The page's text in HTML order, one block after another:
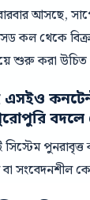
আসছে,
কল থেকে
শুরু করা
বদলে
পুনরাবৃত্ত
সংবেদনশীল